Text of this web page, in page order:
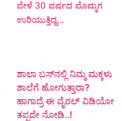
ವೇಳೆ 30 ವರ್ಷದ ಮೊಮ್ಮಗ
ಉರಿಯುತ್ತಿದ್ದ…
ಶಾಲಾ ಬಸ್‌ನಲ್ಲಿ ನಿಮ್ಮ ಮಕ್ಕಳು
ಶಾಲೆಗೆ ಹೋಗುತ್ತಾರಾ?
ಹಾಗಾದ್ರೆ ಈ ವೈರಲ್ ವಿಡಿಯೋ
ತಪ್ಪದೇ ನೋಡಿ..!